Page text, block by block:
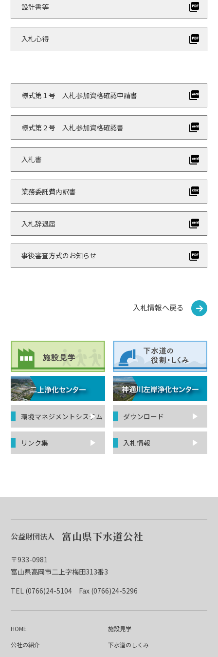
設計書等
入札心得
様式第１号 入札参加資格確認申請書
様式第２号 入札参加資格確認書
入札書
業務委託費内訳書
入札辞退届
事後審査方式のお知らせ
入札情報へ戻る
環境マネジ メントシステム ダウンロード
リンク集 入札情報
公益財団法人 富山県下水道公社
〒933-0981
富山県高岡市二上字梅田313番3
TEL (0766)24-5104 Fax (0766)24-5296
HOME
公社の紹介
施設見学
下水道のしくみ